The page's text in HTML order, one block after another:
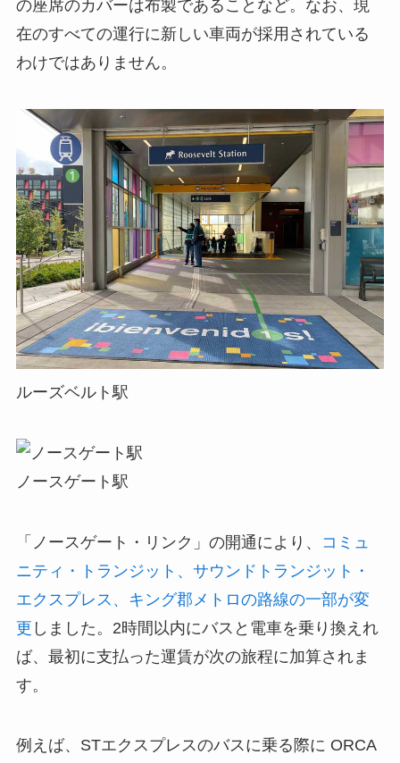
の座席のカバーは布製であることなど。なお、現
在のすべての運行に新しい車両が採用されている
わけではありません。
ルーズベルト駅
ノースゲート駅
「ノースゲート・リンク」の開通により、
コミュ
ニティ・トランジット、サウンドトランジット・
エクスプレス、キング郡メトロの路線の一部が変
更 しました。2時間以内にバスと電車を乗り換えれ
ば、最初に支払った運賃が次の旅程に加算されま
す。
例えば、STエクスプレスのバスに乗る際に ORCA